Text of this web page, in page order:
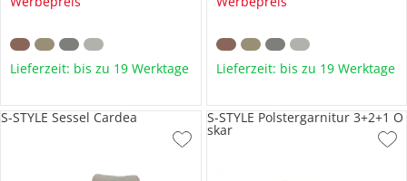
Lieferzeit: bis zu 19 Werktage Lieferzeit: bis zu 19 Werktage
S-STYLE Sessel Cardea S-STYLE Polstergarnitur 3+2+1 O
skar